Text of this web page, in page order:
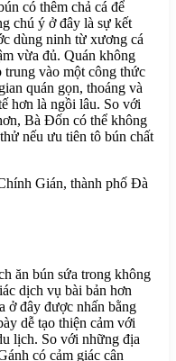
có thêm chả cá để
chú ý ở đây là sự kết
dùng ninh từ xương cá
vừa đủ. Quán không
trung vào một công thức
quán gọn, thoáng và
hơn là ngồi lâu. So với
Bà Đốn có thể không
nếu ưu tiên tô bún chất
Gián, thành phố Đà
ăn bún sứa trong không
dịch vụ bài bản hơn
ở đây được nhấn bằng
dễ tạo thiện cảm với
lịch. So với những địa
có cảm giác cân